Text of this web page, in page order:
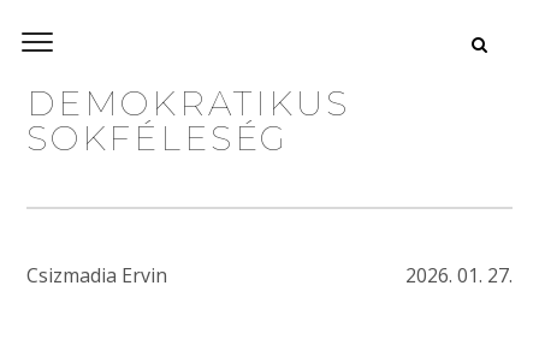
DEMOKRATIKUS
SOKFÉLESÉG
Csizmadia Ervin 2026. 01. 27.